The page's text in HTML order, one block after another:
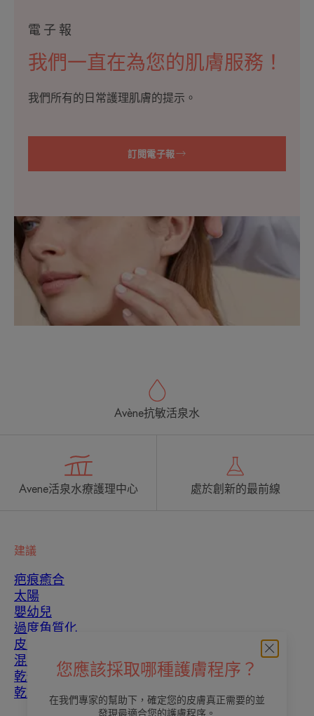
電子報
我們一直在為您的肌膚服務！
我們所有的日常護理肌膚的提示。
訂閱電子報
您應該採取哪種護膚程序？
在我們專家的幫助下，確定您的皮膚真正需要的並
發現最適合您的護膚程序。
Avène抗敏活泉水
Avene活泉水療護理中心 處於創新的最前線
建議
疤痕癒合
太陽
嬰幼兒
過度角質化
皮膚瑕疵
混合性皮膚
乾性皮膚
乾燥和脫水